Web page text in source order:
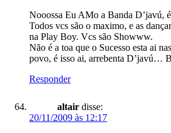
Nooossa Eu AMo a Banda D’javú,
Todos vcs são o maximo, e as
na Play Boy. Vcs são Showww.
Não é a toa que o Sucesso esta ai
povo, é isso ai, arrebenta D’javú…
Responder
altair disse:
20/11/2009 às 12:17